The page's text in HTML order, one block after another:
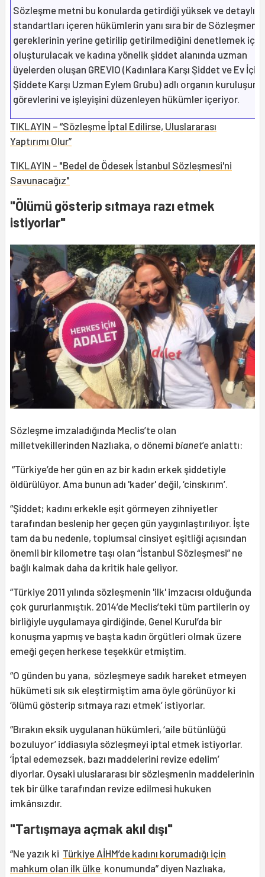
Sözleşme metni bu konularda getirdiği yüksek ve detaylı
standartları içeren hükümlerin yanı sıra bir de Sözleşmenin
gereklerinin yerine getirilip getirilmediğini denetlemek için
oluşturulacak ve kadına yönelik şiddet alanında uzman
üyelerden oluşan GREVIO (Kadınlara Karşı Şiddet ve Ev İçi
Şiddete Karşı Uzman Eylem Grubu) adlı organın kuruluşunu,
görevlerini ve işleyişini düzenleyen hükümler içeriyor.
TIKLAYIN – “Sözleşme İptal Edilirse, Uluslararası
Yaptırımı Olur”
TIKLAYIN - "Bedel de Ödesek İstanbul Sözleşmesi'ni
Savunacağız"
"Ölümü gösterip sıtmaya razı etmek
istiyorlar"
Sözleşme imzaladığında Meclis’te olan
milletvekillerinden Nazlıaka, o dönemi bianet’e anlattı:
“Türkiye’de her gün en az bir kadın erkek şiddetiyle
öldürülüyor. Ama bunun adı 'kader' değil, ‘cinskırım’.
“Şiddet; kadını erkekle eşit görmeyen zihniyetler
tarafından beslenip her geçen gün yaygınlaştırılıyor. İşte
tam da bu nedenle, toplumsal cinsiyet eşitliği açısından
önemli bir kilometre taşı olan “İstanbul Sözleşmesi” ne
bağlı kalmak daha da kritik hale geliyor.
“Türkiye 2011 yılında sözleşmenin 'ilk' imzacısı olduğunda
çok gururlanmıştık. 2014’de Meclis’teki tüm partilerin oy
birliğiyle uygulamaya girdiğinde, Genel Kurul’da bir
konuşma yapmış ve başta kadın örgütleri olmak üzere
emeği geçen herkese teşekkür etmiştim.
“O günden bu yana, sözleşmeye sadık hareket etmeyen
hükümeti sık sık eleştirmiştim ama öyle görünüyor ki
‘ölümü gösterip sıtmaya razı etmek’ istiyorlar.
“Bırakın eksik uygulanan hükümleri, ‘aile bütünlüğü
bozuluyor’ iddiasıyla sözleşmeyi iptal etmek istiyorlar.
‘İptal edemezsek, bazı maddelerini revize edelim’
diyorlar. Oysaki uluslararası bir sözleşmenin maddelerinin
tek bir ülke tarafından revize edilmesi hukuken
imkânsızdır.
"Tartışmaya açmak akıl dışı"
“Ne yazık ki Türkiye AİHM’de kadını korumadığı için
mahkum olan ilk ülke konumunda” diyen Nazlıaka,